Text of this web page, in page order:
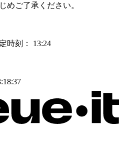
めご了承ください。
時刻：
13:24